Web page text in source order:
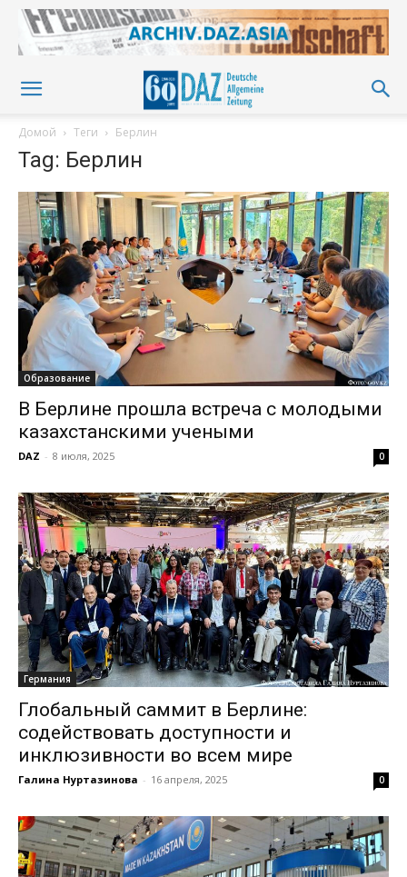
Домой Теги Берлин
Tag: Берлин
Образование
В Берлине прошла встреча с молодыми
казахстанскими учеными
DAZ - 8 июля, 2025 0
Германия
Глобальный саммит в Берлине:
содействовать доступности и
инклюзивности во всем мире
Галина Нуртазинова - 16 апреля, 2025 0